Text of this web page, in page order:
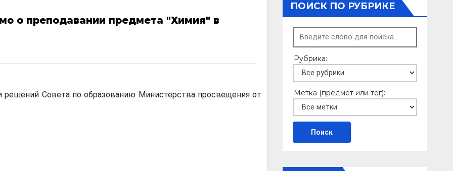
о преподавании предмета "Химия" в
Совета по образованию Министерства просвещения от
ПОИСК ПО РУБРИКЕ
Рубрика:
Метка (предмет или тег):